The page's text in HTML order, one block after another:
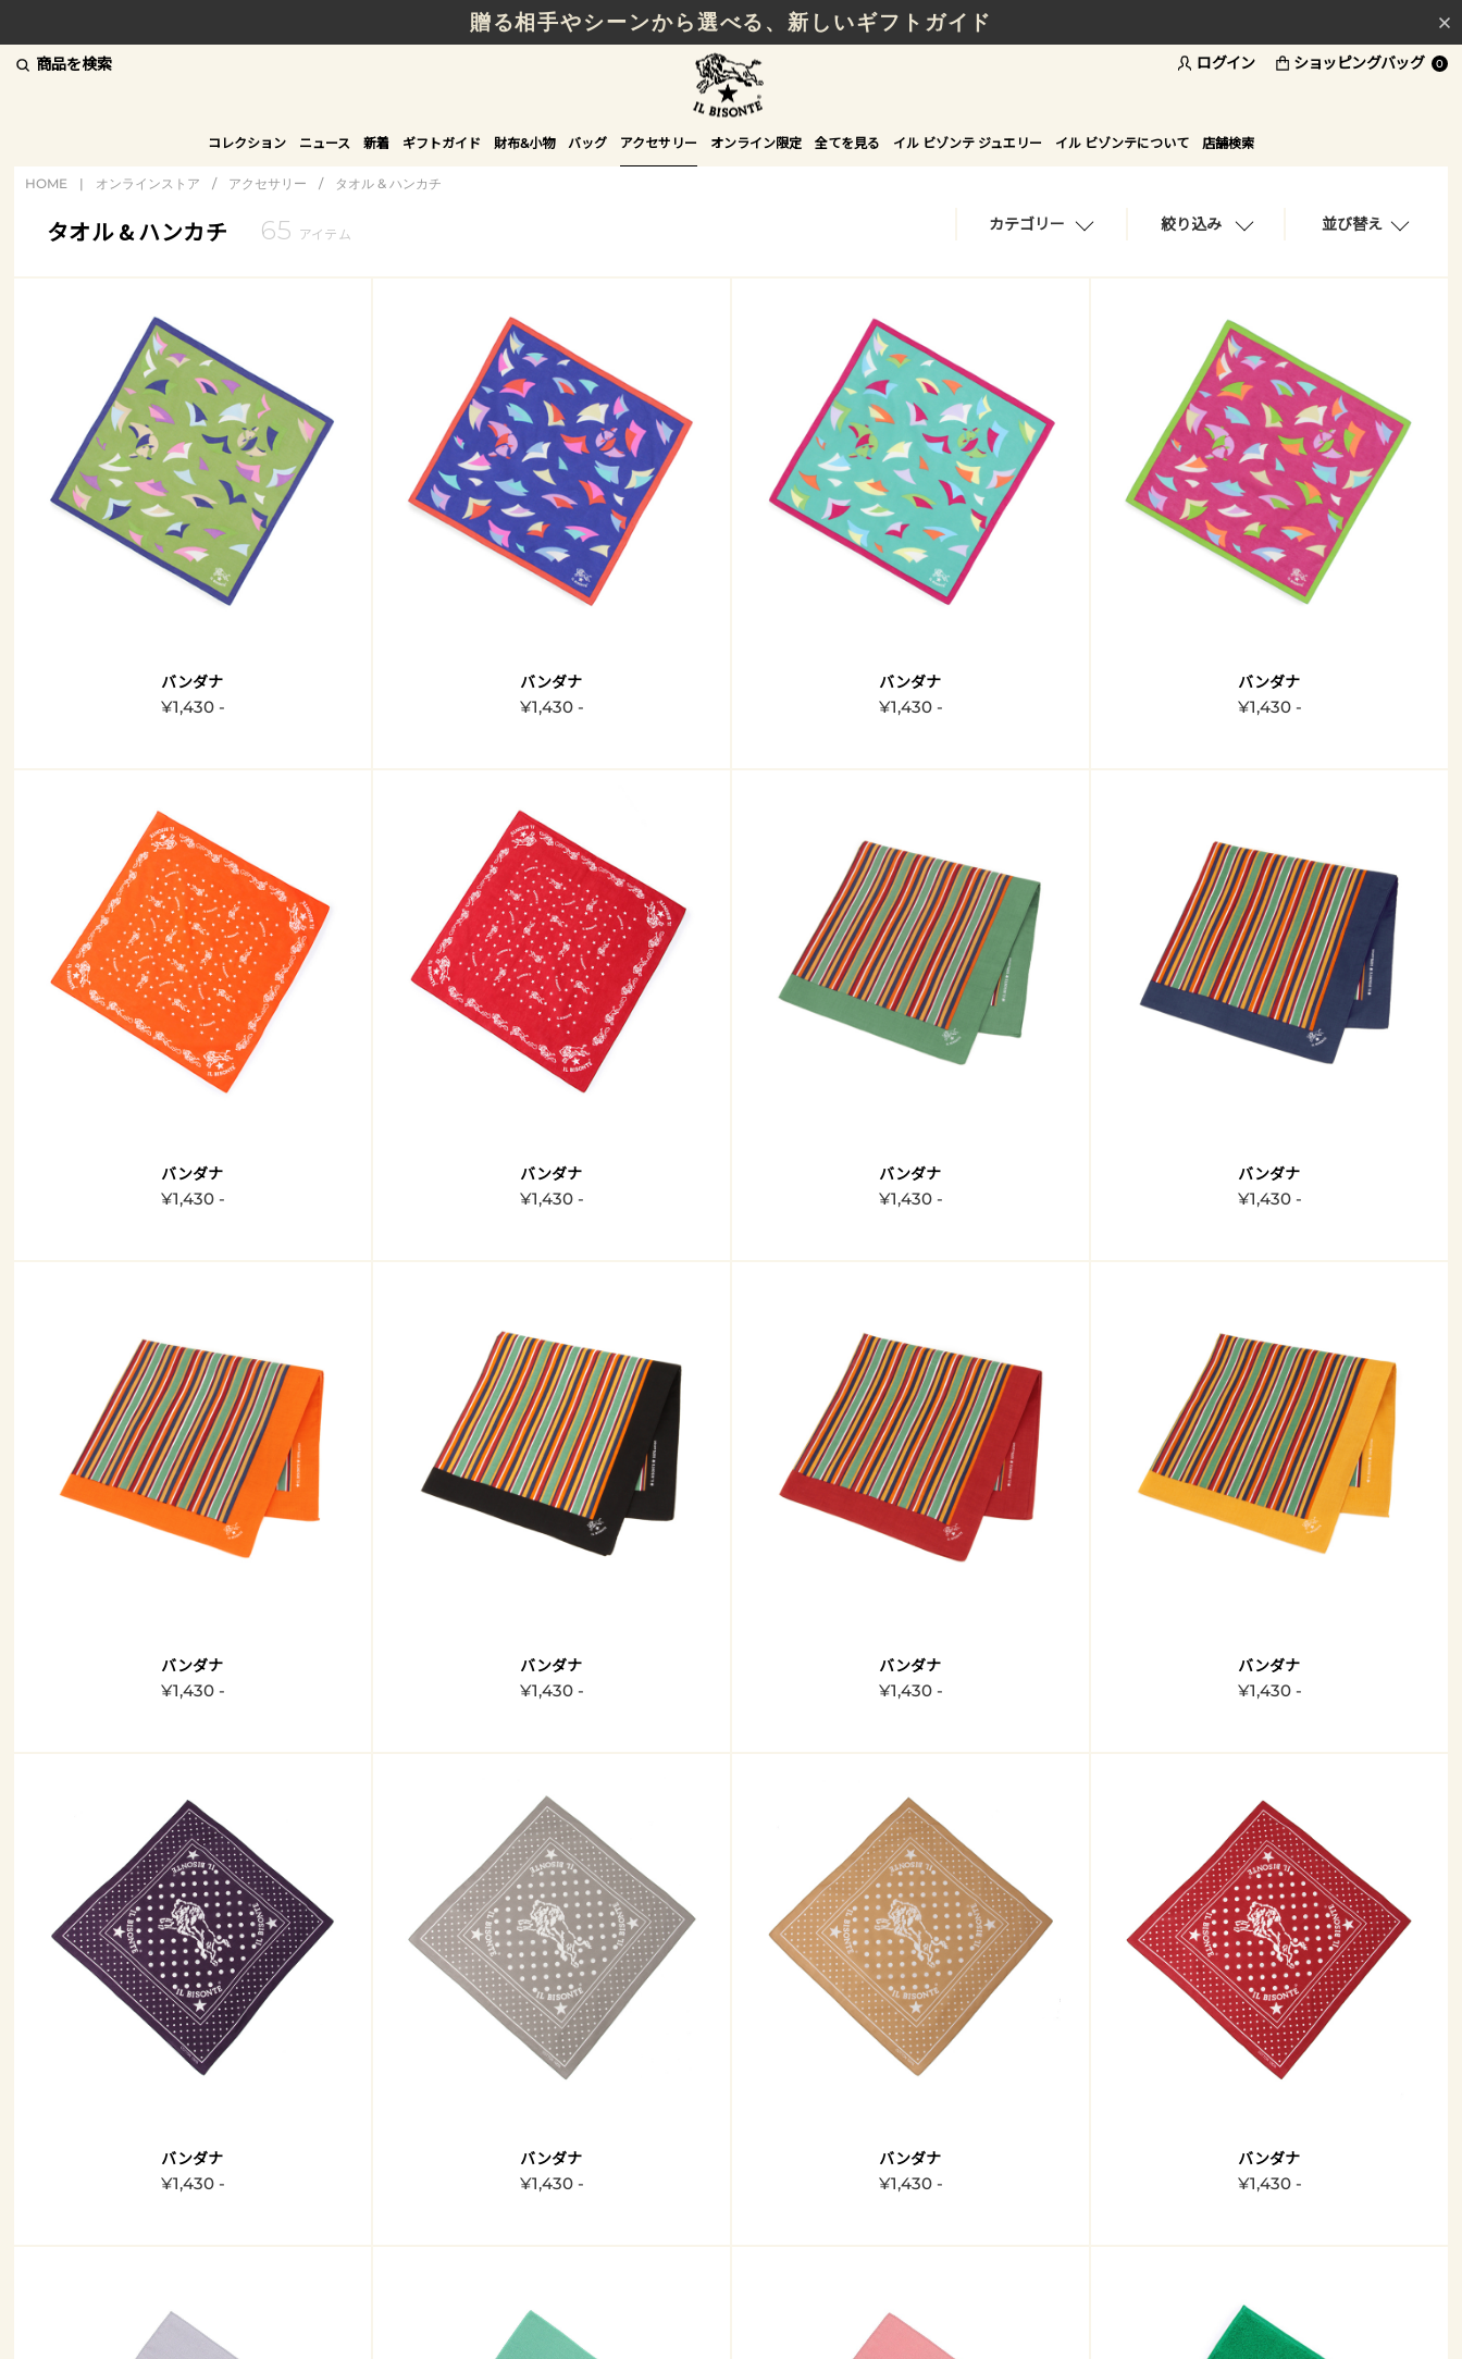
贈る相手やシーンから選べる、新しいギフトガイド
商品を検索 ログイン ショッピングバッグ 0
コレクション ニュース 新着 ギフトガイド 財布&小物 バッグ アクセサリー オンライン限定 全てを見る イル ビゾンテ ジュエリー イル ビゾンテについて 店舗検索
HOME | オンラインストア / アクセサリー / タオル & ハンカチ
タオル & ハンカチ 65 アイテム
カテゴリー 絞り込み 並び替え
バンダナ
¥1,430 -
バンダナ
¥1,430 -
バンダナ
¥1,430 -
バンダナ
¥1,430 -
バンダナ
¥1,430 -
バンダナ
¥1,430 -
バンダナ
¥1,430 -
バンダナ
¥1,430 -
バンダナ
¥1,430 -
バンダナ
¥1,430 -
バンダナ
¥1,430 -
バンダナ
¥1,430 -
バンダナ
¥1,430 -
バンダナ
¥1,430 -
バンダナ
¥1,430 -
バンダナ
¥1,430 -